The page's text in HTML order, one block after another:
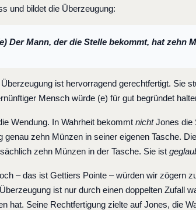
und bildet die Überzeugung:
Der Mann, der die Stelle bekommt, hat zehn
ist hervorragend gerechtfertigt. Sie
Mensch würde (e) für gut begründet
Wendung. In Wahrheit bekommt nichtJones die
genau zehn Münzen in seiner eigenen Tasche.
zehn Münzen in der Tasche. Sie ist
– das ist Gettiers Pointe – würden wir zögern
ist nur durch einen doppelten Zufall
hat. Seine Rechtfertigung zielte auf Jones, die